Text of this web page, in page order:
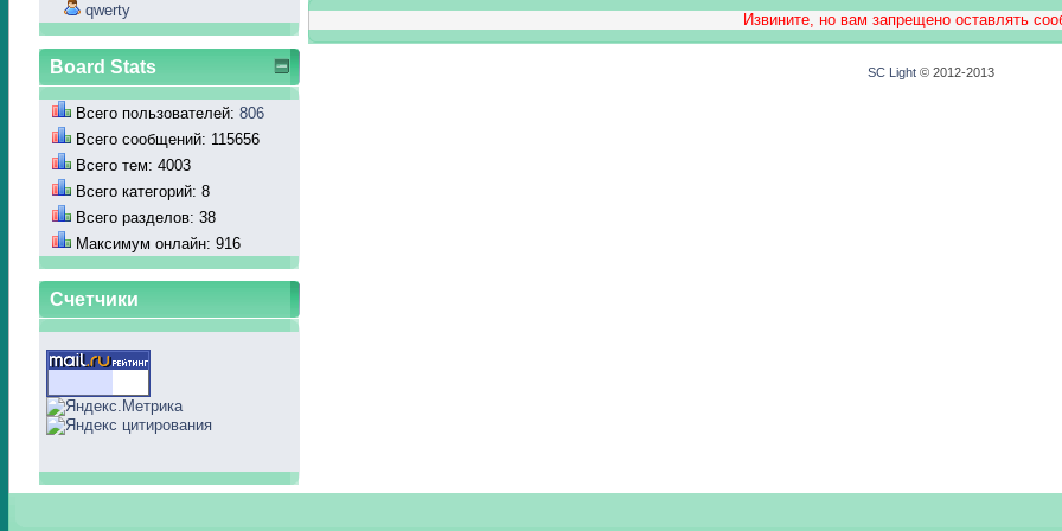
qwerty
Board Stats
Всего пользователей:806
Всего сообщений: 115656
Всего тем: 4003
Всего категорий: 8
Всего разделов: 38
Максимум онлайн: 916
Счетчики
Извините, но вам запрещено оставлять
SC Light© 2012-2013